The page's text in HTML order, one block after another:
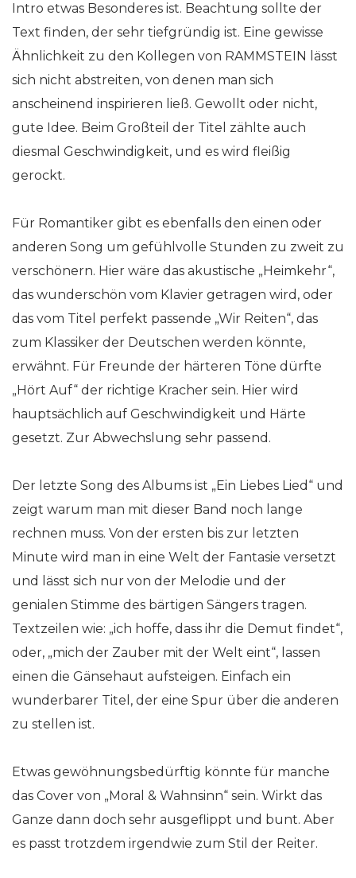
Intro etwas Besonderes ist. Beachtung sollte der
Text finden, der sehr tiefgründig ist. Eine gewisse
Ähnlichkeit zu den Kollegen von RAMMSTEIN lässt
sich nicht abstreiten, von denen man sich
anscheinend inspirieren ließ. Gewollt oder nicht,
gute Idee. Beim Großteil der Titel zählte auch
diesmal Geschwindigkeit, und es wird fleißig
gerockt.
Für Romantiker gibt es ebenfalls den einen oder
anderen Song um gefühlvolle Stunden zu zweit zu
verschönern. Hier wäre das akustische „Heimkehr“,
das wunderschön vom Klavier getragen wird, oder
das vom Titel perfekt passende „Wir Reiten“, das
zum Klassiker der Deutschen werden könnte,
erwähnt. Für Freunde der härteren Töne dürfte
„Hört Auf“ der richtige Kracher sein. Hier wird
hauptsächlich auf Geschwindigkeit und Härte
gesetzt. Zur Abwechslung sehr passend.
Der letzte Song des Albums ist „Ein Liebes Lied“ und
zeigt warum man mit dieser Band noch lange
rechnen muss. Von der ersten bis zur letzten
Minute wird man in eine Welt der Fantasie versetzt
und lässt sich nur von der Melodie und der
genialen Stimme des bärtigen Sängers tragen.
Textzeilen wie: „ich hoffe, dass ihr die Demut findet“,
oder, „mich der Zauber mit der Welt eint“, lassen
einen die Gänsehaut aufsteigen. Einfach ein
wunderbarer Titel, der eine Spur über die anderen
zu stellen ist.
Etwas gewöhnungsbedürftig könnte für manche
das Cover von „Moral & Wahnsinn“ sein. Wirkt das
Ganze dann doch sehr ausgeflippt und bunt. Aber
es passt trotzdem irgendwie zum Stil der Reiter.